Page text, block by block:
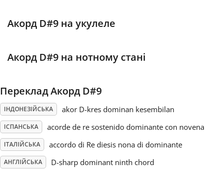
Русский
Svenska
Акорд D#9 на укулеле
Акорд D#9 на нотному стані
Переклад Акорд D#9
ІНДОНЕЗІЙСЬКА akor D-kres dominan kesembilan
ІСПАНСЬКА acorde de re sostenido dominante con novena
ІТАЛІЙСЬКА accordo di Re diesis nona di dominante
АНГЛІЙСЬКА D-sharp dominant ninth chord